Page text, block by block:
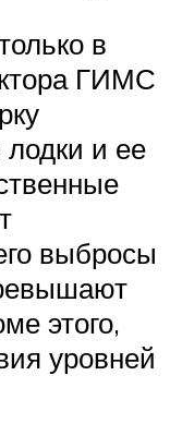
в
ГИМС
лодки и ее
выбросы
этого,
уровней